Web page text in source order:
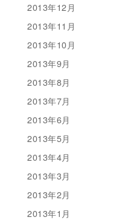
2013年12月
2013年11月
2013年10月
2013年9月
2013年8月
2013年7月
2013年6月
2013年5月
2013年4月
2013年3月
2013年2月
2013年1月